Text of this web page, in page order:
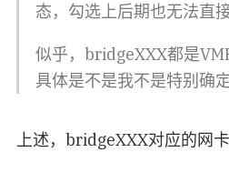
态，勾选上后期也无法直接
似乎，bridgeXXX都是
具体是不是我不是特别确定
上述，bridgeXXX对应的网卡